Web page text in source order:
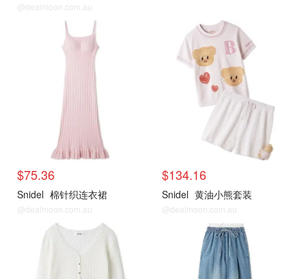
@dealmoon.com.au
$75.36
Snidel 棉针织连衣裙
@dealmoon.com.au
$134.16
Snidel 黄油小熊套装
@dealmoon.com.au